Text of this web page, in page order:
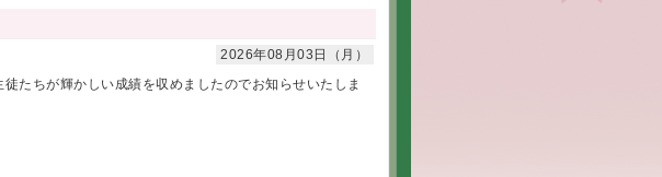
2026年08月03日（月）
たちが輝かしい成績を収めましたのでお知らせいたしま